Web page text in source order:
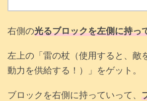
右側の光るブロックを左側に持っ
左上の「雷の杖（使用すると、敵
動力を供給する！）」をゲット。
ブロックを右側に持っていって、